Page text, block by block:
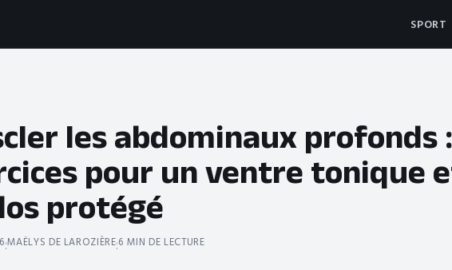
SPORT
les abdominaux profonds
pour un ventre tonique
protégé
·MAËLYS DE LAROZIÈRE·6 MIN DE LECTURE